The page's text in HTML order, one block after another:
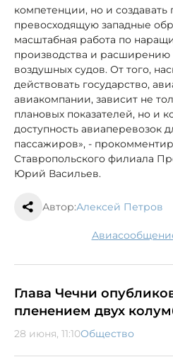
компетенции, но и
превосходящую западные
масштабная работа по
производства и расширению
воздушных судов. От того,
действовать государство,
авиакомпании, зависит не
плановых показателей, но и
доступность авиаперевозок
пассажиров», -
Ставропольского филиала
Юрий Васильев.
Автор:Алексей Петров
Глава Чечни
пленением двух
28 июня, 11:10Общество